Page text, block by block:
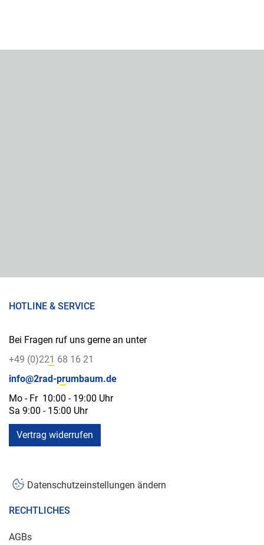
HOTLINE & SERVICE
Bei Fragen ruf uns gerne an unter
+49 (0)221 68 16 21
info@2rad-prumbaum.de
Mo - Fr 10:00 - 19:00 Uhr
Sa 9:00 - 15:00 Uhr
Vertrag widerrufen
Datenschutzeinstellungen ändern
RECHTLICHES
AGBs